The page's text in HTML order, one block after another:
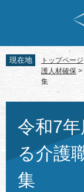
先
頭
を
飛
現在地 トップページ
護人材確保 >
集
令和7
る介護
集